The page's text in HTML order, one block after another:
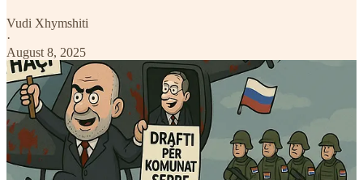
Vudi Xhymshiti
·
August 8, 2025